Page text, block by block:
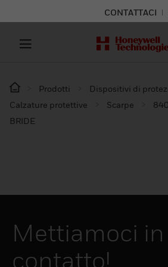
CONTATTACI
Prodotti
Dispositivi di
Calzature protettive
Scarpe
BRIDE
Mettiamoci in
contatto!